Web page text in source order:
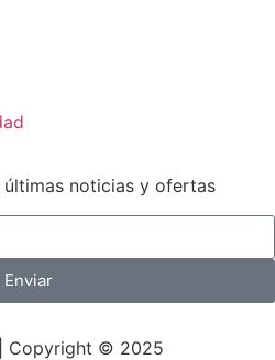
noticias y ofertas
Enviar
Copyright © 2025